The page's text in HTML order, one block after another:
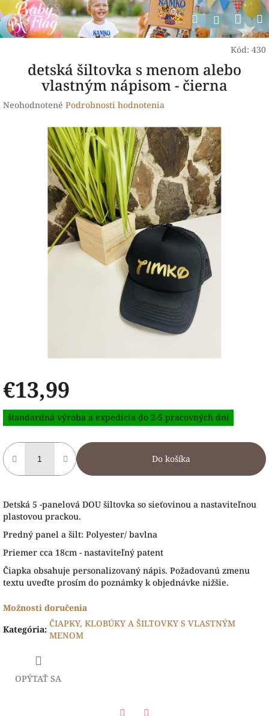
Prejsť
na
obsah
Hľadať
Kód: 430
detská šiltovka s menom alebo
vlastným nápisom - čierna
Priemerné
hviezdičiek.
Neohodnotené Podrobnosti hodnotenia
€13,99
Jednotková
cena:
štandardná výroba a expedícia do 2-5 pracovných dní
Do košíka
Detská 5 -panelová DOU šiltovka so sieťovinou a nastaviteľnou
plastovou prackou.
Predný panel a šilt: Polyester/ bavlna
Priemer cca 18cm - nastaviteľný patent
Čiapka obsahuje personalizovaný nápis. Požadovanú zmenu
textu uveďte prosím do poznámky k objednávke nižšie.
Možnosti doručenia
Kategória:
ČIAPKY, KLOBÚKY A ŠILTOVKY S VLASTNÝM
MENOM
OPÝTAŤ SA